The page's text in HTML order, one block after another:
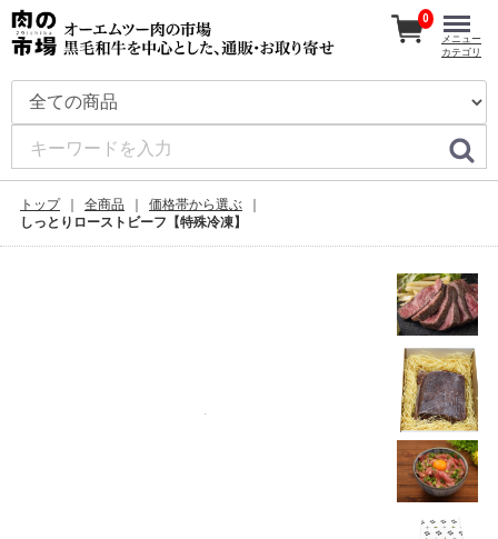
0
メニュー
カテゴリ
トップ 全商品
価格帯から選ぶ
しっとりローストビーフ【特殊冷凍】